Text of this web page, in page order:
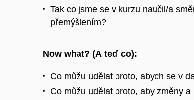
Tak co jsme se v kurzu naučil/a
přemýšlením?
Now what? (A teď co):
Co můžu udělat proto, abych se v
Co můžu udělat proto, aby změny